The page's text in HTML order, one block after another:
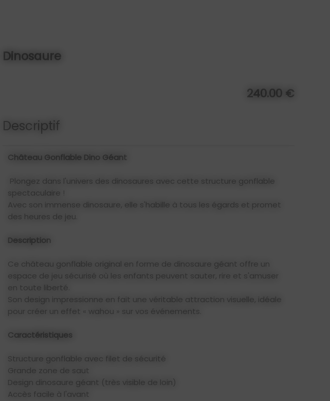
Dinosaure
240.00 €
Descriptif
Château Gonflable Dino Géant
Plongez dans l'univers des dinosaures avec cette structure gonflable
spectaculaire !
Avec son immense dinosaure, elle s'habille à tous les égards et promet
des heures de jeu.
Description
Ce château gonflable original en forme de dinosaure géant offre un
espace de jeu sécurisé où les enfants peuvent sauter, rire et s'amuser
en toute liberté.
Son design impressionne en fait une véritable attraction visuelle, idéale
pour créer un effet « wahou » sur vos événements.
Caractéristiques
Structure gonflable avec filet de sécurité
Grande zone de saut
Design dinosaure géant (très visible de loin)
Accès facile à l'avant